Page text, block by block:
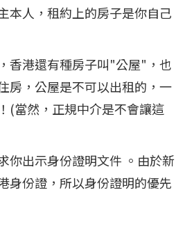
本人，租約上的房子是你自己
香港還有種房子叫"公屋"，也
房，公屋是不可以出租的，一
(當然，正規中介是不會讓這
你出示身份證明文件 。由於新
身份證，所以身份證明的優先